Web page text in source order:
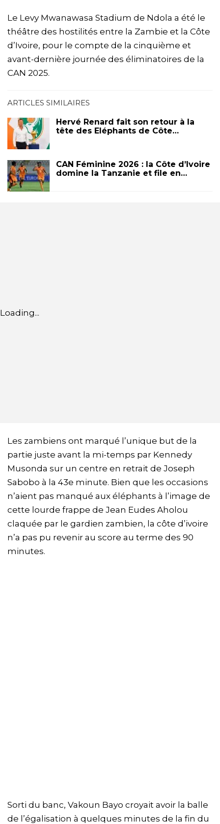
Le Levy Mwanawasa Stadium de Ndola a été le
théâtre des hostilités entre la Zambie et la Côte
d’Ivoire, pour le compte de la cinquième et
avant-dernière journée des éliminatoires de la
CAN 2025.
ARTICLES SIMILAIRES
Hervé Renard fait son retour à la
tête des Eléphants de Côte…
CAN Féminine 2026 : la Côte d’Ivoire
domine la Tanzanie et file en…
Loading...
Les zambiens ont marqué l’unique but de la
partie juste avant la mi-temps par Kennedy
Musonda sur un centre en retrait de Joseph
Sabobo à la 43e minute. Bien que les occasions
n’aient pas manqué aux éléphants à l’image de
cette lourde frappe de Jean Eudes Aholou
claquée par le gardien zambien, la côte d’ivoire
n’a pas pu revenir au score au terme des 90
minutes.
Sorti du banc, Vakoun Bayo croyait avoir la balle
de l’égalisation à quelques minutes de la fin du